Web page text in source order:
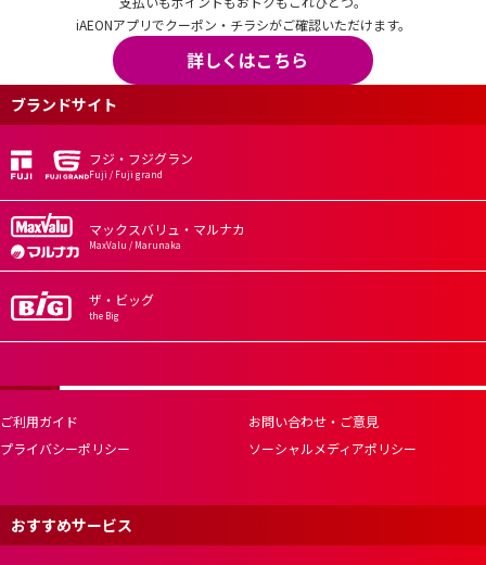
iAEONアプリでクーポン・チラシがご確認いただけます。
詳しくはこちら
ブランドサイト
フジ・フジグラン
Fuji / Fuji grand
マックスバリュ・マルナカ
MaxValu / Marunaka
ザ・ビッグ
the Big
ご利用ガイド
お問い合わせ・ご意見
プライバシーポリシー
ソーシャルメディアポリシー
おすすめサービス